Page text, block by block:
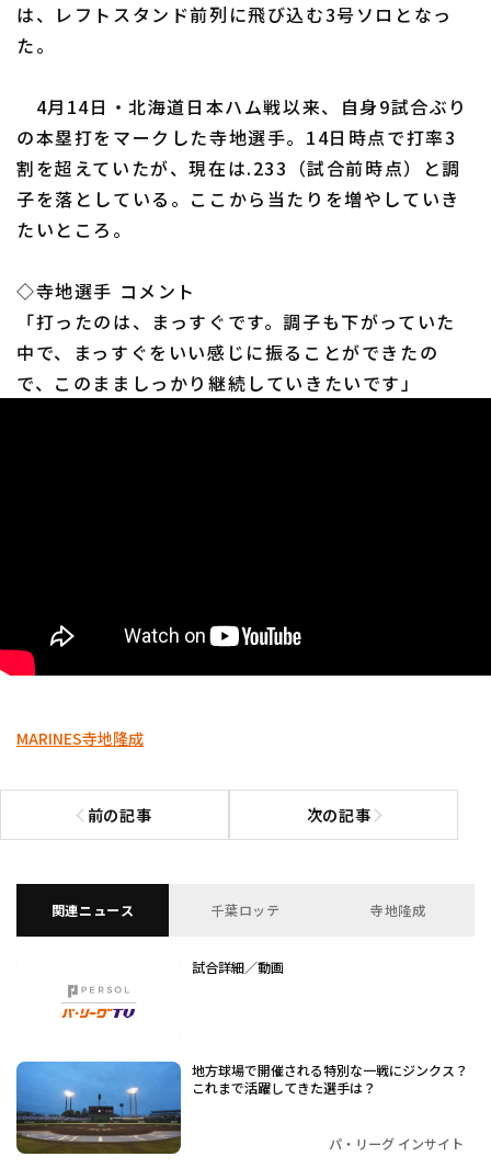
利用規約
運営会社（別ウィンドウで開く） よくある質問
特定商取引法の表示 アルバイト募集（別ウィンドウで開く
は、レフトスタンド前列に飛び込む3号ソロとなっ
た。
4月14日・北海道日本ハム戦以来、自身9試合ぶり
の本塁打をマークした寺地選手。14日時点で打率3
割を超えていたが、現在は.233（試合前時点）と調
子を落としている。ここから当たりを増やしていき
たいところ。
◇寺地選手 コメント
「打ったのは、まっすぐです。調子も下がっていた
中で、まっすぐをいい感じに振ることができたの
で、このまましっかり継続していきたいです」
MARINES寺地隆成
前の記事
前の記事へ 次の記事次の記事へ
関連ニュース 千葉ロッテ 寺地隆成
試合詳細／動画
地方球場で開催される特別な一戦にジンクス？
これまで活躍してきた選手は？
パ・リーグ インサイト